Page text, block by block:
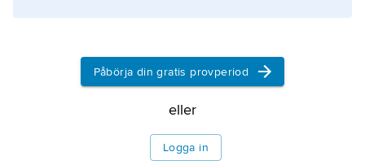
Påbörja din gratis provperiod
eller
Logga in